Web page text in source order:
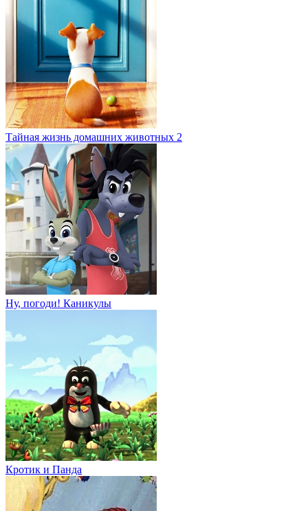
Тайная жизнь домашних животных 2
Ну, погоди! Каникулы
Кротик и Панда